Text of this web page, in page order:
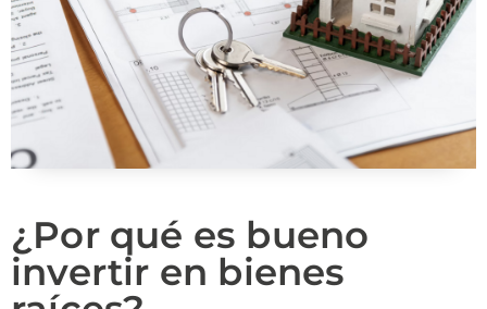
¿Por qué es bueno
invertir en bienes